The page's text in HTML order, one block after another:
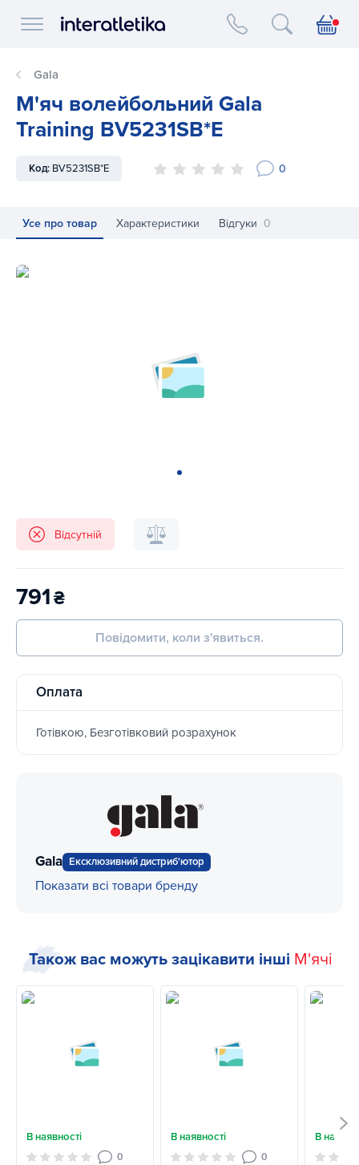
Interatletika logo
Gala
М'яч волейбольний Gala
Training BV5231SB*E
Код: BV5231SB*E 0
Усе про товар Характеристики Відгуки 0
М'яч волейбольний Gala Training BV5231SB*E
Відсутній
791₴
Повідомити, коли з'явиться.
Оплата
Готівкою, Безготівковий розрахунок
Gala Ексклюзивний дистриб'ютор
Показати всі товари бренду
Також вас можуть зацікавити інші М'ячі
В наявності
0
В наявності
0
В